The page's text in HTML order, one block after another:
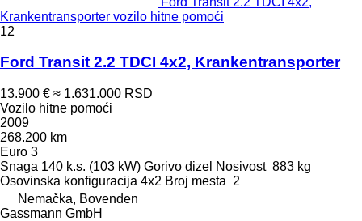
Krankentransporter vozilo hitne pomoći
12
Ford Transit 2.2 TDCI 4x2, Krankentransporter
13.900 € ≈ 1.631.000 RSD
Vozilo hitne pomoći
2009
268.200 km
Euro 3
Snaga 140 k.s. (103 kW) Gorivo dizel Nosivost 883 kg
Osovinska konfiguracija 4x2 Broj mesta 2
Nemačka, Bovenden
Gassmann GmbH